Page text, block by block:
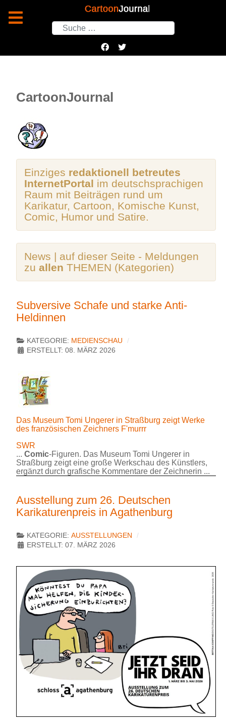
Suchen
CartoonJournal
Einziges redaktionell betreutes
InternetPortal im deutschsprachigen
Raum mit Beiträgen rund um
Karikatur, Cartoon, Komische Kunst,
Comic, Humor und Satire.
News | auf dieser Seite - Meldungen
zu allen THEMEN (Kategorien)
Subversive Schafe und starke Anti-
Heldinnen
KATEGORIE: MEDIENSCHAU
ERSTELLT: 08. MÄRZ 2026
Das Museum Tomi Ungerer in Straßburg zeigt Werke
des französischen Zeichners F'murrr
SWR
... Comic-Figuren. Das Museum Tomi Ungerer in
Straßburg zeigt eine große Werkschau des Künstlers,
ergänzt durch grafische Kommentare der Zeichnerin ...
Ausstellung zum 26. Deutschen
Karikaturenpreis in Agathenburg
KATEGORIE: AUSSTELLUNGEN
ERSTELLT: 07. MÄRZ 2026